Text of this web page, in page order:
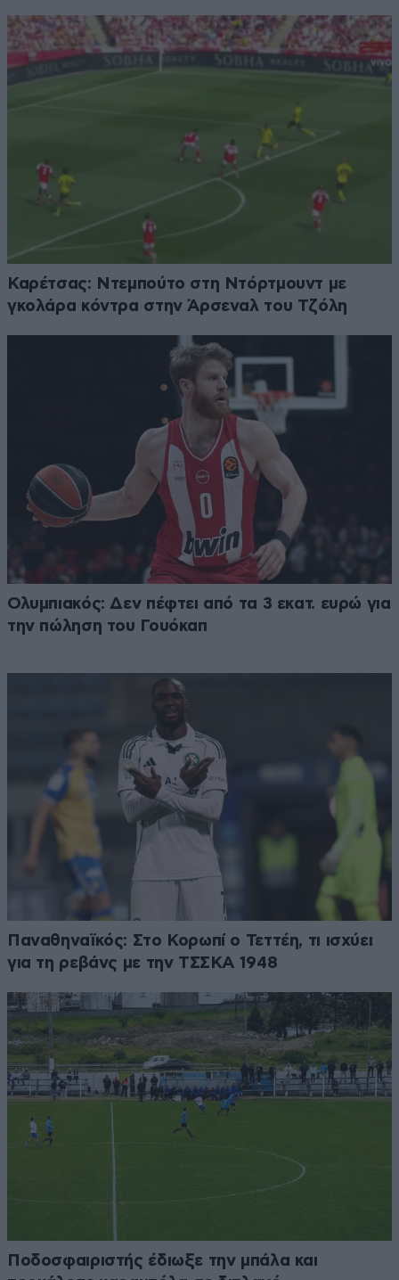
Καρέτσας: Ντεμπούτο στη Ντόρτμουντ με
γκολάρα κόντρα στην Άρσεναλ του Τζόλη
Ολυμπιακός: Δεν πέφτει από τα 3 εκατ. ευρώ για
την πώληση του Γουόκαπ
Παναθηναϊκός: Στο Κορωπί ο Τεττέη, τι ισχύει
για τη ρεβάνς με την ΤΣΣΚΑ 1948
Ποδοσφαιριστής έδιωξε την μπάλα και